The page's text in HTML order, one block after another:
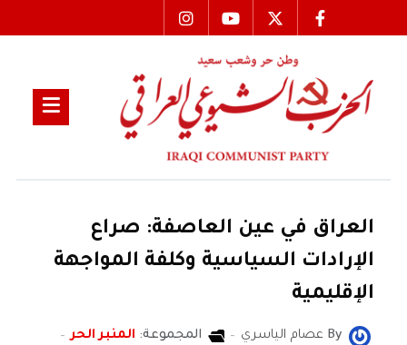
العراق في عين العاصفة: صراع
الإرادات السياسية وكلفة المواجهة
الإقليمية
By عصام الياسري المجموعة: المنبر الحر